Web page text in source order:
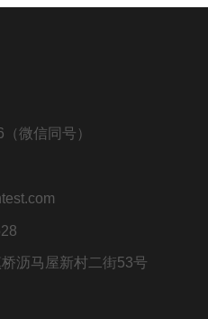
微信同号）
沥马屋新村二街53号